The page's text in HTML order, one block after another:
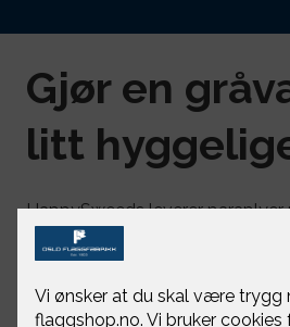
Gjør en
litt
HappySweeds leverer
på innsiden. Se opp under
og drøm deg bort til solksinn.